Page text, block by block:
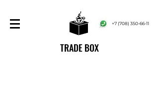
+7 (708) 350-66-11
TRADE BOX